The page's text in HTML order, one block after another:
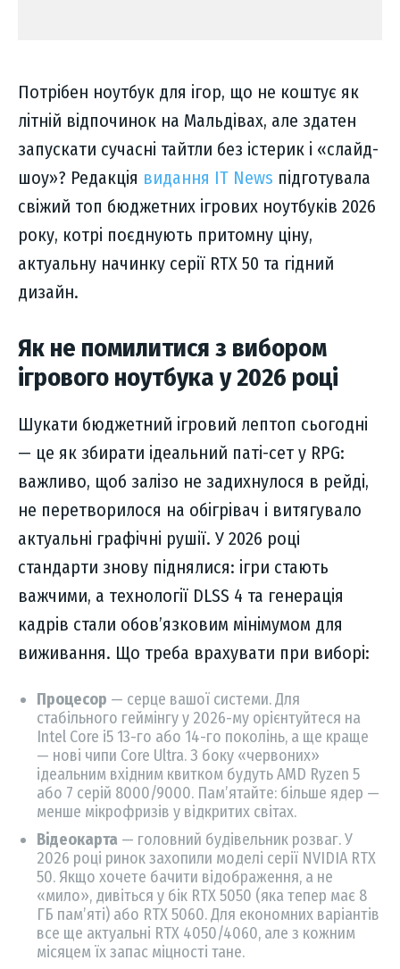
Потрібен ноутбук для ігор, що не коштує як
літній відпочинок на Мальдівах, але здатен
запускати сучасні тайтли без істерик і «слайд-
шоу»? Редакція видання IT News підготувала
свіжий топ бюджетних ігрових ноутбуків 2026
року, котрі поєднують притомну ціну,
актуальну начинку серії RTX 50 та гідний
дизайн.
Як не помилитися з вибором
ігрового ноутбука у 2026 році
Шукати бюджетний ігровий лептоп сьогодні
— це як збирати ідеальний паті-сет у RPG:
важливо, щоб залізо не задихнулося в рейді,
не перетворилося на обігрівач і витягувало
актуальні графічні рушії. У 2026 році
стандарти знову піднялися: ігри стають
важчими, а технології DLSS 4 та генерація
кадрів стали обов’язковим мінімумом для
виживання. Що треба врахувати при виборі:
Процесор — серце вашої системи. Для
стабільного геймінгу у 2026-му орієнтуйтеся на
Intel Core i5 13-го або 14-го поколінь, а ще краще
— нові чипи Core Ultra. З боку «червоних»
ідеальним вхідним квитком будуть AMD Ryzen 5
або 7 серій 8000/9000. Пам’ятайте: більше ядер —
менше мікрофризів у відкритих світах.
Відеокарта — головний будівельник розваг. У
2026 році ринок захопили моделі серії NVIDIA RTX
50. Якщо хочете бачити відображення, а не
«мило», дивіться у бік RTX 5050 (яка тепер має 8
ГБ пам’яті) або RTX 5060. Для економних варіантів
все ще актуальні RTX 4050/4060, але з кожним
місяцем їх запас міцності тане.